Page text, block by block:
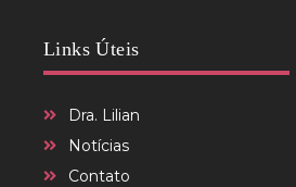
Links Úteis
Dra. Lilian
Notícias
Contato